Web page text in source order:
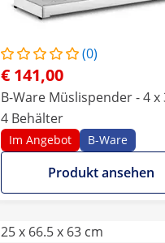
(0)
€ 141,00
B-Ware Müslispender - 4 x
4 Behälter
Im Angebot B-Ware
Produkt ansehen
25 x 66.5 x 63 cm